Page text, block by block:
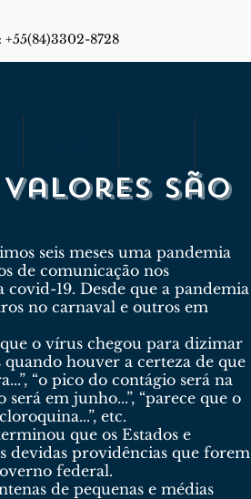
8728
valores são
seis meses uma pandemia
de comunicação nos
19. Desde que a pandemia
no carnaval e outros em
o vírus chegou para dizimar
quando houver a certeza de que
“o pico do contágio será na
em junho...”, “parece que o
etc.
que os Estados e
devidas providências que forem
federal.
de pequenas e médias